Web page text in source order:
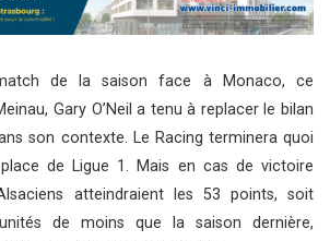
de la saison face à Monaco, ce
Gary O’Neil a tenu à replacer le bilan
son contexte. Le Racing terminera quoi
de Ligue 1. Mais en cas de victoire
atteindraient les 53 points, soit
de moins que la saison dernière,